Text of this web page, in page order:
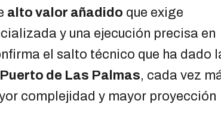
alto valor añadido que exige
y una ejecución precisa en
el salto técnico que ha dado
Puerto de Las Palmas, cada vez
complejidad y mayor proyección